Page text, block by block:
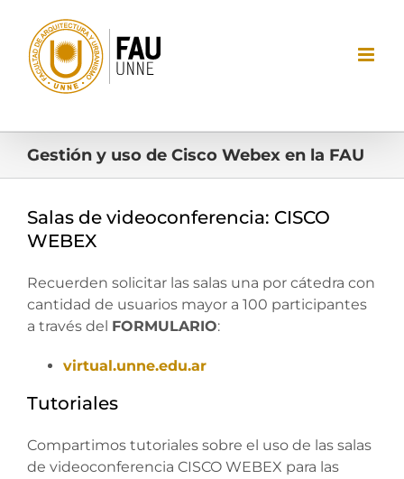
contenido
Gestión y uso de Cisco Webex en la FAU
Salas de videoconferencia: CISCO
WEBEX
Recuerden solicitar las salas una por cátedra con
cantidad de usuarios mayor a 100 participantes
a través del FORMULARIO:
virtual.unne.edu.ar
Tutoriales
Compartimos tutoriales sobre el uso de las salas
de videoconferencia CISCO WEBEX para las